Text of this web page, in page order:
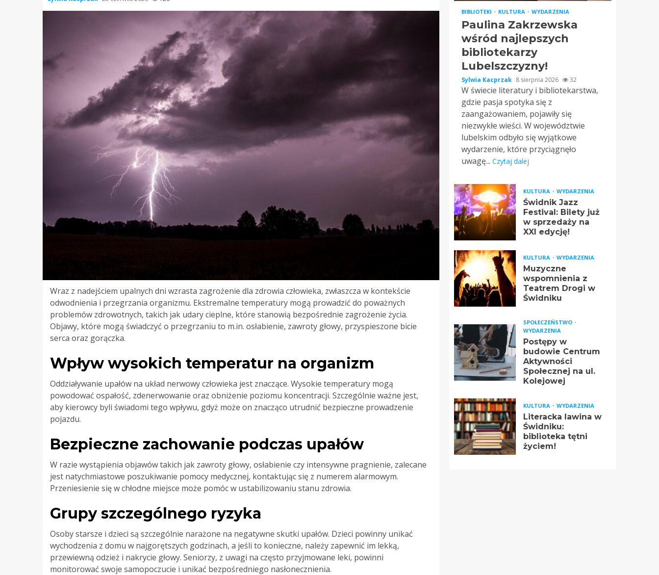
Wraz z nadejściem upalnych dni wzrasta zagrożenie dla zdrowia człowieka, zwłaszcza w kontekście
odwodnienia i przegrzania organizmu. Ekstremalne temperatury mogą prowadzić do poważnych
problemów zdrowotnych, takich jak udary cieplne, które stanowią bezpośrednie zagrożenie życia.
Objawy, które mogą świadczyć o przegrzaniu to m.in. osłabienie, zawroty głowy, przyspieszone bicie
serca oraz gorączka.
Wpływ wysokich temperatur na organizm
Oddziaływanie upałów na układ nerwowy człowieka jest znaczące. Wysokie temperatury mogą
powodować ospałość, zdenerwowanie oraz obniżenie poziomu koncentracji. Szczególnie ważne jest,
aby kierowcy byli świadomi tego wpływu, gdyż może on znacząco utrudnić bezpieczne prowadzenie
pojazdu.
Bezpieczne zachowanie podczas upałów
W razie wystąpienia objawów takich jak zawroty głowy, osłabienie czy intensywne pragnienie, zalecane
jest natychmiastowe poszukiwanie pomocy medycznej, kontaktując się z numerem alarmowym.
Przeniesienie się w chłodne miejsce może pomóc w ustabilizowaniu stanu zdrowia.
Grupy szczególnego ryzyka
Osoby starsze i dzieci są szczególnie narażone na negatywne skutki upałów. Dzieci powinny unikać
wychodzenia z domu w najgorętszych godzinach, a jeśli to konieczne, należy zapewnić im lekką,
przewiewną odzież i nakrycie głowy. Seniorzy, z uwagi na często przyjmowane leki, powinni
monitorować swoje samopoczucie i unikać bezpośredniego nasłonecznienia.
BIBLIOTEKI KULTURA WYDARZENIA
Paulina Zakrzewska
wśród najlepszych
bibliotekarzy
Lubelszczyzny!
Sylwia Kacprzak 8 sierpnia 2026 32
W świecie literatury i bibliotekarstwa,
gdzie pasja spotyka się z
zaangażowaniem, pojawiły się
niezwykłe wieści. W województwie
lubelskim odbyło się wyjątkowe
wydarzenie, które przyciągnęło
uwagę... Czytaj dalej
KULTURA WYDARZENIA
Świdnik Jazz
Festival: Bilety już
w sprzedaży na
XXI edycję!
KULTURA WYDARZENIA
Muzyczne
wspomnienia z
Teatrem Drogi w
Świdniku
SPOŁECZEŃSTWO
WYDARZENIA
Postępy w
budowie Centrum
Aktywności
Społecznej na ul.
Kolejowej
KULTURA WYDARZENIA
Literacka lawina w
Świdniku:
biblioteka tętni
życiem!